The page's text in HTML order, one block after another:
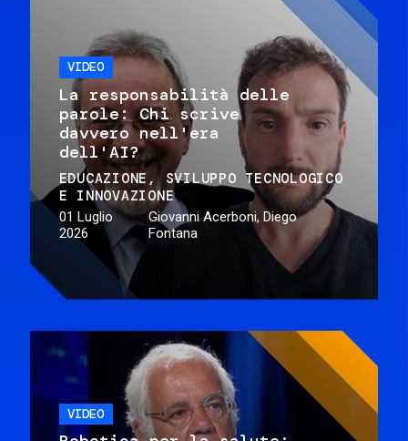
VIDEO
La responsabilità delle
parole: Chi scrive
davvero nell'era
dell'AI?
EDUCAZIONE
SVILUPPO TECNOLOGICO
E INNOVAZIONE
01 Luglio
2026
Giovanni Acerboni, Diego
Fontana
VIDEO